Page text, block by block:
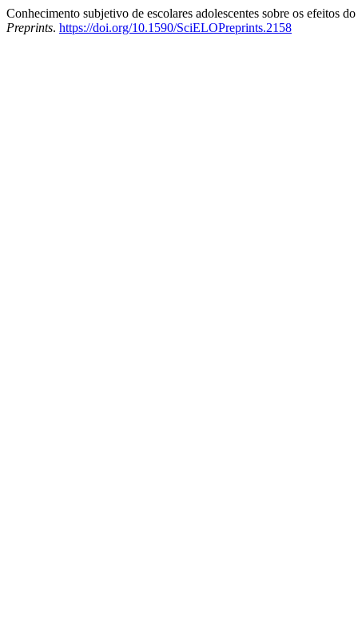
Conhecimento subjetivo de escolares adolescentes sobre os efeitos
Preprints. https://doi.org/10.1590/SciELOPreprints.2158